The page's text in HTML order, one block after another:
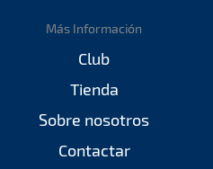
Más Información
Club
Tienda
Sobre nosotros
Contactar